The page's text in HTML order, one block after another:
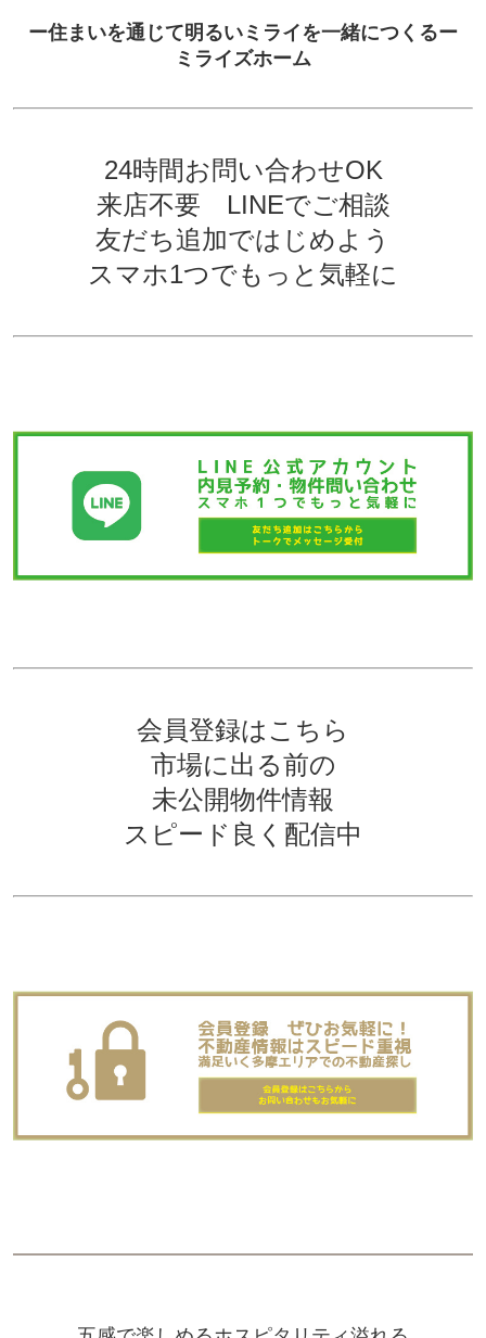
ー住まいを通じて明るいミライを一緒につくるー
ミライズホーム
24時間お問い合わせOK
来店不要 LINEでご相談
友だち追加ではじめよう
スマホ1つでもっと気軽に
会員登録はこちら
市場に出る前の
未公開物件情報
スピード良く配信中